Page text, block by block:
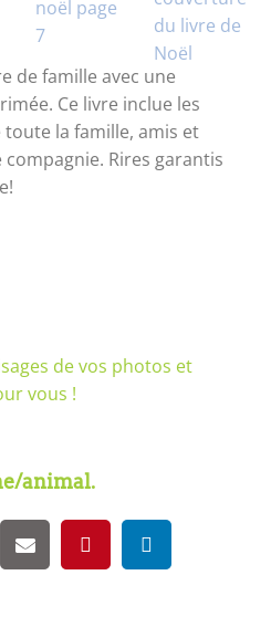
de famille avec une
Ce livre inclue les
la famille, amis et
Rires garantis
de vos photos et
vous !
animal.